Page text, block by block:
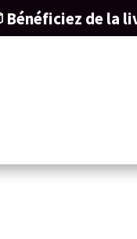
Bénéficiez de la